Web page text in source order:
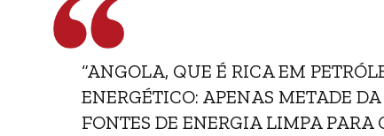
“ANGOLA, QUE É RICA EM
ENERGÉTICO: APENAS METADE
FONTES DE ENERGIA LIMPA